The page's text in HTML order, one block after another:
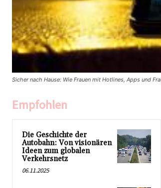
Sicher nach Hause: Wie Frauen mit Hotlines, Apps und
Empfohlen
Die Geschichte der
Autobahn: Von visionären
Ideen zum globalen
Verkehrsnetz
06.11.2025